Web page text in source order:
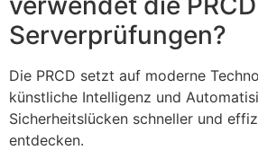
Serverprüfungen?
Die PRCD setzt auf moderne
künstliche Intelligenz und
Sicherheitslücken schneller und
entdecken.